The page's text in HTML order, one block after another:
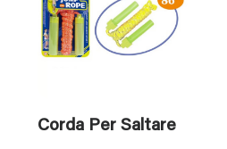
Corda Per Saltare